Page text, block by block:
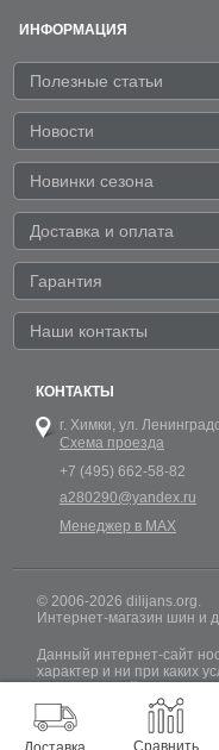
ИНФОРМАЦИЯ
Полезные статьи
Новости
Новинки сезона
Доставка и оплата
Гарантия
Наши контакты
КОНТАКТЫ
г. Химки, ул.
Схема проезда
+7 (495) 662-58-82
a280290@yandex.ru
Менеджер в MAX
© 2006-2026 dilijans.org.
Интернет-магазин шин и
Данный интернет-сайт
характер и ни при каких
определяемой
РФ. Обновление
Dilijans.org производится
информацию о резервах.
Сравнить